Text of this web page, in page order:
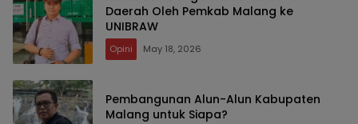
Daerah Oleh Pemkab Malang ke
UNIBRAW
Opini May 18, 2026
Pembangunan Alun-Alun Kabupaten
Malang untuk Siapa?